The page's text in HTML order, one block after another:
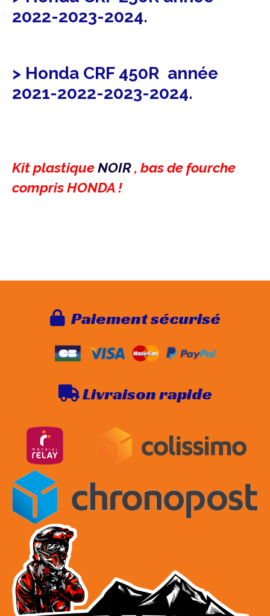
2022-2023-2024.
> Honda CRF 450R année
2021-2022-2023-2024.
Kit plastiqueNOIR, bas de fourche
compris HONDA !
Paiement sécurisé
Livraison rapide